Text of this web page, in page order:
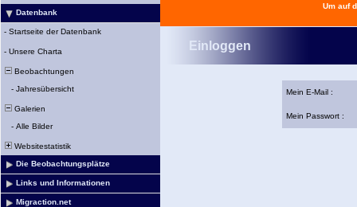
Datenbank
- Startseite der Datenbank
- Unsere Charta
Beobachtungen
- Jahresübersicht
Galerien
- Alle Bilder
Websitestatistik
Die Beobachtungsplätze
Links und Informationen
Migraction.net
Um auf
Einloggen
Mein E-Mail :
Mein Passwort :